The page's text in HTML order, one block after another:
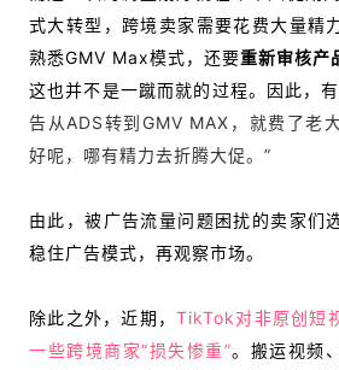
式大转型，跨境卖家需要花费大量精
熟悉GMV Max模式，还要重新审核产
这也并不是一蹴而就的过程。因此，
告从ADS转到GMV MAX，就费了老
好呢，哪有精力去折腾大促。”
由此，被广告流量问题困扰的卖家们
稳住广告模式，再观察市场。
除此之外，近期，TikTok对非原创短
一些跨境商家“损失惨重”。 搬运视频